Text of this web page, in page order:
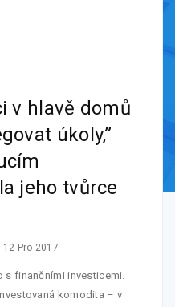
v hlavě domů
úkoly,”
jeho tvůrce
12 Pro 2017
s finančními investicemi.
komodita – v